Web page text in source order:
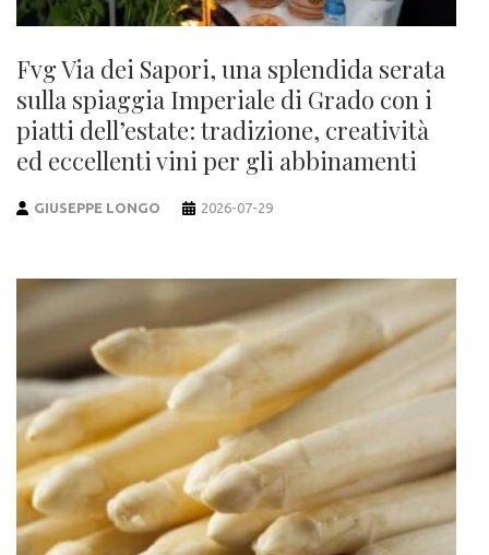
Fvg Via dei Sapori, una splendida serata
sulla spiaggia Imperiale di Grado con i
piatti dell’estate: tradizione, creatività
ed eccellenti vini per gli abbinamenti
GIUSEPPE LONGO 2026-07-29